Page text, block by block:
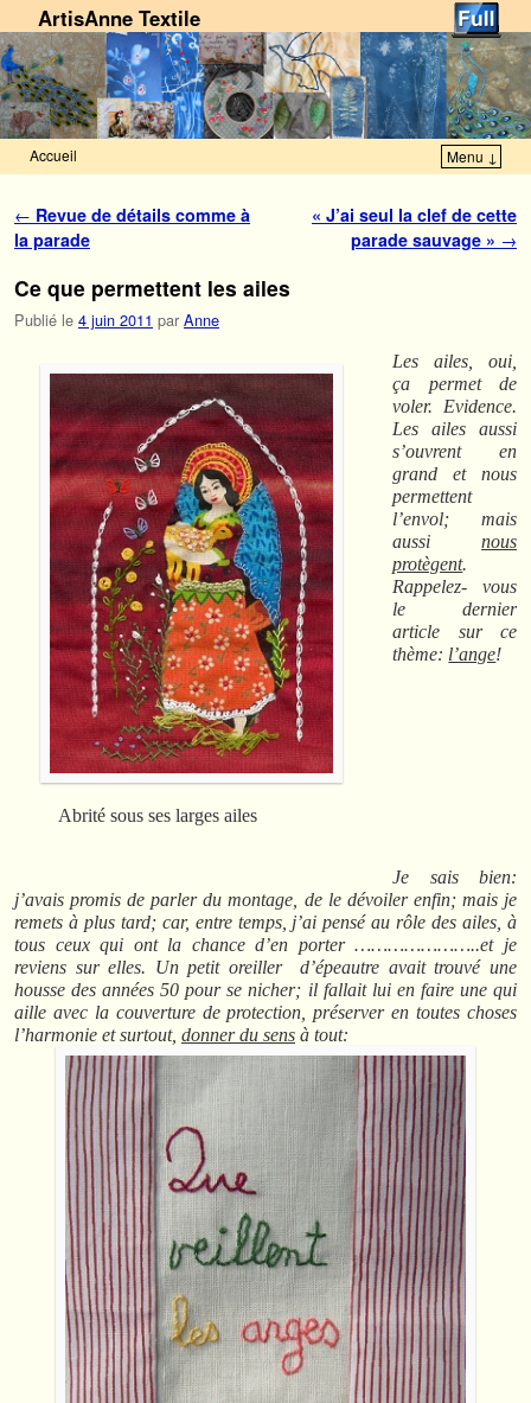
ArtisAnne Textile
Accueil Menu ↓
Navigation des articles
← Revue de détails comme à
la parade
« J’ai seul la clef de cette
parade sauvage » →
Ce que permettent les ailes
Publié le 4 juin 2011 par Anne
Abrité sous ses larges ailes
Les ailes, oui,
ça permet de
voler. Evidence.
Les ailes aussi
s’ouvrent en
grand et nous
permettent
l’envol; mais
aussi nous
protègent.
Rappelez- vous
le dernier
article sur ce
thème: l’ange!
Je sais bien:
j’avais promis de parler du montage, de le dévoiler enfin; mais je
remets à plus tard; car, entre temps, j’ai pensé au rôle des ailes, à
tous ceux qui ont la chance d’en porter …………………..et je
reviens sur elles. Un petit oreiller d’épeautre avait trouvé une
housse des années 50 pour se nicher; il fallait lui en faire une qui
aille avec la couverture de protection, préserver en toutes choses
l’harmonie et surtout, donner du sens à tout: